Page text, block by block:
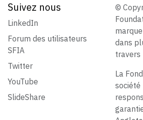
Suivez nous
LinkedIn
Forum des utilisateurs
SFIA
Twitter
YouTube
SlideShare
©
dans
travers
La
société